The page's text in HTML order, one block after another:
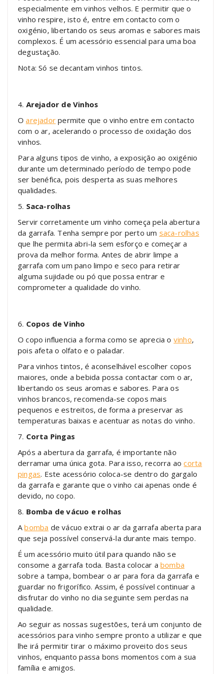
especialmente em vinhos velhos. E permitir que o
vinho respire, isto é, entre em contacto com o
oxigénio, libertando os seus aromas e sabores mais
complexos. É um acessório essencial para uma boa
degustação.
Nota: Só se decantam vinhos tintos.
4. Arejador de Vinhos
Oarejador permite que o vinho entre em contacto
com o ar, acelerando o processo de oxidação dos
vinhos.
Para alguns tipos de vinho, a exposição ao oxigénio
durante um determinado período de tempo pode
ser benéfica, pois desperta as suas melhores
qualidades.
5. Saca-rolhas
Servir corretamente um vinho começa pela abertura
da garrafa. Tenha sempre por perto um saca-rolhas
que lhe permita abri-la sem esforço e começar a
prova da melhor forma. Antes de abrir limpe a
garrafa com um pano limpo e seco para retirar
alguma sujidade ou pó que possa entrar e
comprometer a qualidade do vinho.
6. Copos de Vinho
O copo influencia a forma como se aprecia o vinho,
pois afeta o olfato e o paladar.
Para vinhos tintos, é aconselhável escolher copos
maiores, onde a bebida possa contactar com o ar,
libertando os seus aromas e sabores. Para os
vinhos brancos, recomenda-se copos mais
pequenos e estreitos, de forma a preservar as
temperaturas baixas e acentuar as notas do vinho.
7. Corta Pingas
Após a abertura da garrafa, é importante não
derramar uma única gota. Para isso, recorra aocorta
pingas. Este acessório coloca-se dentro do gargalo
da garrafa e garante que o vinho cai apenas onde é
devido, no copo.
8. Bomba de vácuo e rolhas
Abomba de vácuo extrai o ar da garrafa aberta para
que seja possível conservá-la durante mais tempo.
É um acessório muito útil para quando não se
consome a garrafa toda. Basta colocar a bomba
sobre a tampa, bombear o ar para fora da garrafa e
guardar no frigorífico. Assim, é possível continuar a
disfrutar do vinho no dia seguinte sem perdas na
qualidade.
Ao seguir as nossas sugestões, terá um conjunto de
acessórios para vinho sempre pronto a utilizar e que
lhe irá permitir tirar o máximo proveito dos seus
vinhos, enquanto passa bons momentos com a sua
família e amigos.